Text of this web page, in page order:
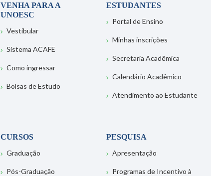
VENHA PARA A
UNOESC
Vestibular
Sistema ACAFE
Como ingressar
Bolsas de Estudo
ESTUDANTES
Portal de Ensino
Minhas inscrições
Secretaria Acadêmica
Calendário Acadêmico
Atendimento ao Estudante
CURSOS
Graduação
Pós-Graduação
PESQUISA
Apresentação
Programas de Incentivo à